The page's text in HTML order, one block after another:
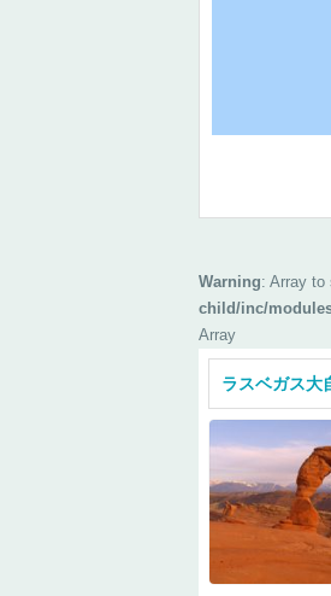
Warning: Array
child/inc/
Array
ラスベガス大